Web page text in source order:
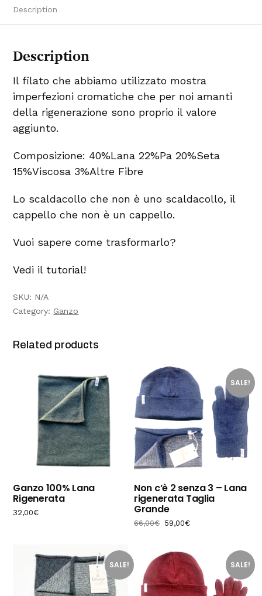
C
l
i
-
i
x
L
a
n
a
r
i
e
n
e
r
a
u
t
y
Description
Description
Il filato che abbiamo utilizzato mostra
imperfezioni cromatiche che per noi amanti
della rigenerazione sono proprio il valore
aggiunto.
Composizione: 40%Lana 22%Pa 20%Seta
15%Viscosa 3%Altre Fibre
Lo scaldacollo che non è uno scaldacollo, il
cappello che non è un cappello.
Vuoi sapere come trasformarlo?
Vedi il tutorial!
SKU: N/A
Category: Ganzo
Related products
Ganzo 100% Lana
Rigenerata
32,00€
SALE!
Non c’è 2 senza 3 – Lana
rigenerata Taglia
Grande
66,00€ 59,00€
SALE! SALE!